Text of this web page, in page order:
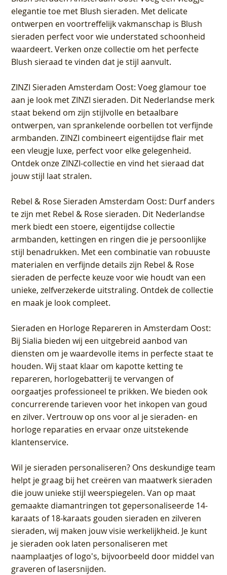
elegantie toe met Blush sieraden. Met delicate
ontwerpen en voortreffelijk vakmanschap is Blush
sieraden perfect voor wie understated schoonheid
waardeert. Verken onze collectie om het perfecte
Blush sieraad te vinden dat je stijl aanvult.
ZINZI Sieraden Amsterdam Oost: Voeg glamour toe
aan je look met ZINZI sieraden. Dit Nederlandse merk
staat bekend om zijn stijlvolle en betaalbare
ontwerpen, van sprankelende oorbellen tot verfijnde
armbanden. ZINZI combineert eigentijdse flair met
een vleugje luxe, perfect voor elke gelegenheid.
Ontdek onze ZINZI-collectie en vind het sieraad dat
jouw stijl laat stralen.
Rebel & Rose Sieraden Amsterdam Oost: Durf anders
te zijn met Rebel & Rose sieraden. Dit Nederlandse
merk biedt een stoere, eigentijdse collectie
armbanden, kettingen en ringen die je persoonlijke
stijl benadrukken. Met een combinatie van robuuste
materialen en verfijnde details zijn Rebel & Rose
sieraden de perfecte keuze voor wie houdt van een
unieke, zelfverzekerde uitstraling. Ontdek de collectie
en maak je look compleet.
Sieraden en Horloge Repareren in Amsterdam Oost:
Bij Sialia bieden wij een uitgebreid aanbod van
diensten om je waardevolle items in perfecte staat te
houden. Wij staat klaar om kapotte ketting te
repareren, horlogebatterij te vervangen of
oorgaatjes professioneel te prikken. We bieden ook
concurrerende tarieven voor het inkopen van goud
en zilver. Vertrouw op ons voor al je sieraden- en
horloge reparaties en ervaar onze uitstekende
klantenservice.
Wil je sieraden personaliseren? Ons deskundige team
helpt je graag bij het creëren van maatwerk sieraden
die jouw unieke stijl weerspiegelen. Van op maat
gemaakte diamantringen tot gepersonaliseerde 14-
karaats of 18-karaats gouden sieraden en zilveren
sieraden, wij maken jouw visie werkelijkheid. Je kunt
je sieraden ook laten personaliseren met
naamplaatjes of logo's, bijvoorbeeld door middel van
graveren of lasersnijden.